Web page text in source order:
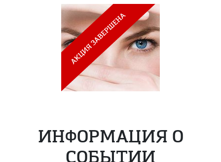
ИНФОРМАЦИЯ О
СОБЫТИИ